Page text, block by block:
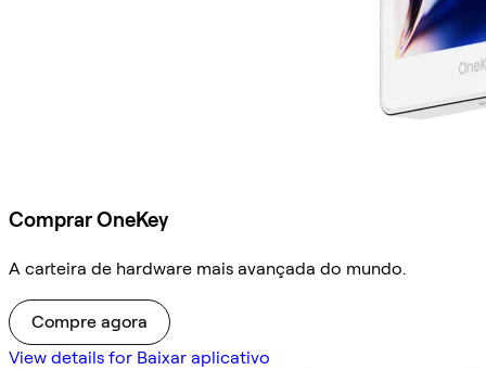
Comprar OneKey
A carteira de hardware mais avançada do mundo.
Compre agora
View details for Baixar aplicativo